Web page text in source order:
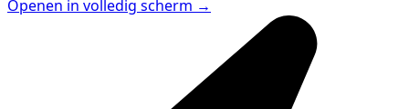
Openen in volledig scherm →